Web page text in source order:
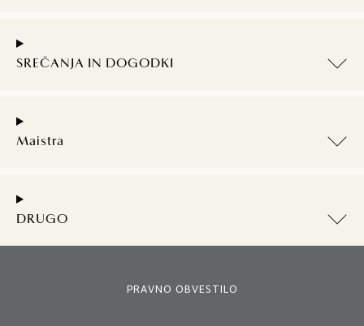
SREČANJA IN DOGODKI
Maistra
DRUGO
PRAVNO OBVESTILO